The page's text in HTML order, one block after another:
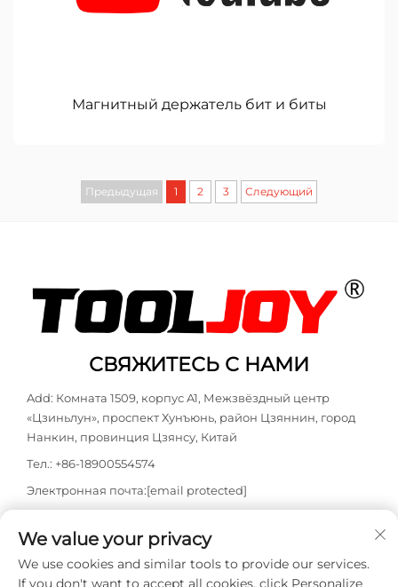
Магнитный держатель бит и биты
Предыдущая 1 2 3 Следующий
СВЯЖИТЕСЬ С НАМИ
Add: Комната 1509, корпус A1, Межзвёздный центр
«Цзиньлун», проспект Хунъюнь, район Цзяннин, город
Нанкин, провинция Цзянсу, Китай
Тел.: +86-18900554574
Электронная почта:[email protected]
We value your privacy
We use cookies and similar tools to provide our services.
If you don't want to accept all cookies, click Personalize